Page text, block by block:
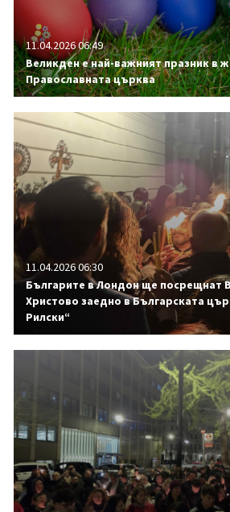
11.04.2026 06:49
Великден е най-важният празник в
Православната църква
11.04.2026 06:30
Българите в Лондон ще посрещнат
Христово заедно в Българската
Рилски“